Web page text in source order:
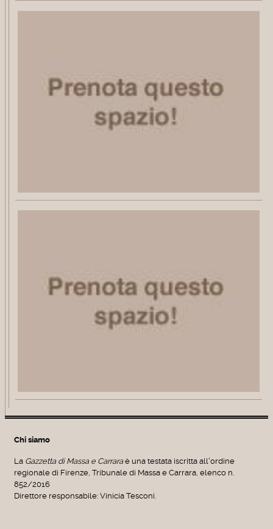
Chi siamo
La Gazzetta di Massa e Carraraè una testata iscritta all'ordine
regionale di Firenze, Tribunale di Massa e Carrara, elenco n.
852/2016
Direttore responsabile: Vinicia Tesconi.